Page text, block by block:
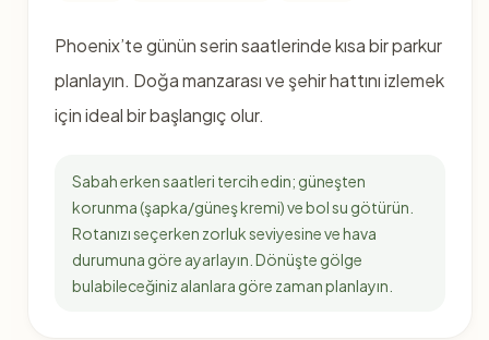
Phoenix’te günün serin saatlerinde kısa bir parkur
planlayın. Doğa manzarası ve şehir hattını izlemek
için ideal bir başlangıç olur.
Sabah erken saatleri tercih edin; güneşten
korunma (şapka/güneş kremi) ve bol su götürün.
Rotanızı seçerken zorluk seviyesine ve hava
durumuna göre ayarlayın. Dönüşte gölge
bulabileceğiniz alanlara göre zaman planlayın.